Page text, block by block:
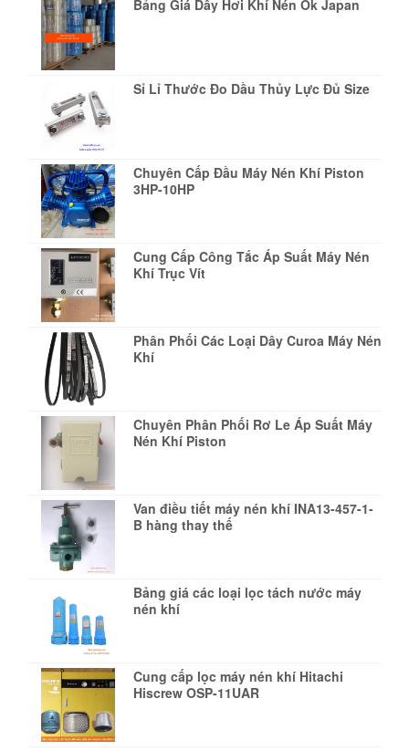
Bảng Giá Dây Hơi Khí Nén Ok Japan
Sỉ Lỉ Thước Đo Dầu Thủy Lực Đủ Size
Chuyên Cấp Đầu Máy Nén Khí Piston
3HP-10HP
Cung Cấp Công Tắc Áp Suất Máy Nén
Khí Trục Vít
Phân Phối Các Loại Dây Curoa Máy Nén
Khí
Chuyên Phân Phối Rơ Le Áp Suất Máy
Nén Khí Piston
Van điều tiết máy nén khí INA13-457-1-
B hàng thay thế
Bảng giá các loại lọc tách nước máy
nén khí
Cung cấp lọc máy nén khí Hitachi
Hiscrew OSP-11UAR